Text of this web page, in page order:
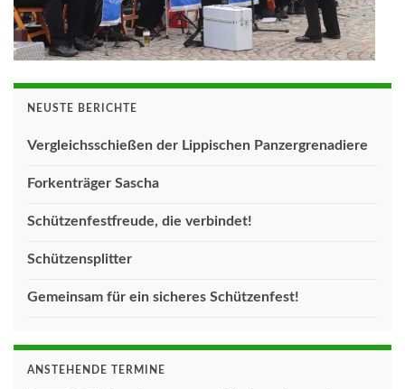
NEUSTE BERICHTE
Vergleichsschießen der Lippischen Panzergrenadiere
Forkenträger Sascha
Schützenfestfreude, die verbindet!
Schützensplitter
Gemeinsam für ein sicheres Schützenfest!
ANSTEHENDE TERMINE